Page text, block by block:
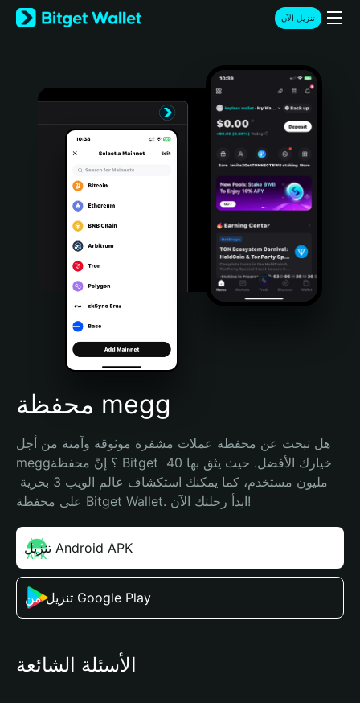
English
日本語
Türkçe
Português (Portugal)
Bahasa Indonesia
Português (Brasil)
Español (Argentina)
تنزيل الآن
محفظة megg
هل تبحث عن محفظة عملات مشفرة موثوقة وآمنة من أجل
megg؟ إنّ محفظة Bitget خيارك الأفضل. حيث يثق بها 40
على محفظة Bitget Wallet. ابدأ رحلتك الآن!
تنزيل Android APK
تنزيل من Google Play
الأسئلة الشائعة